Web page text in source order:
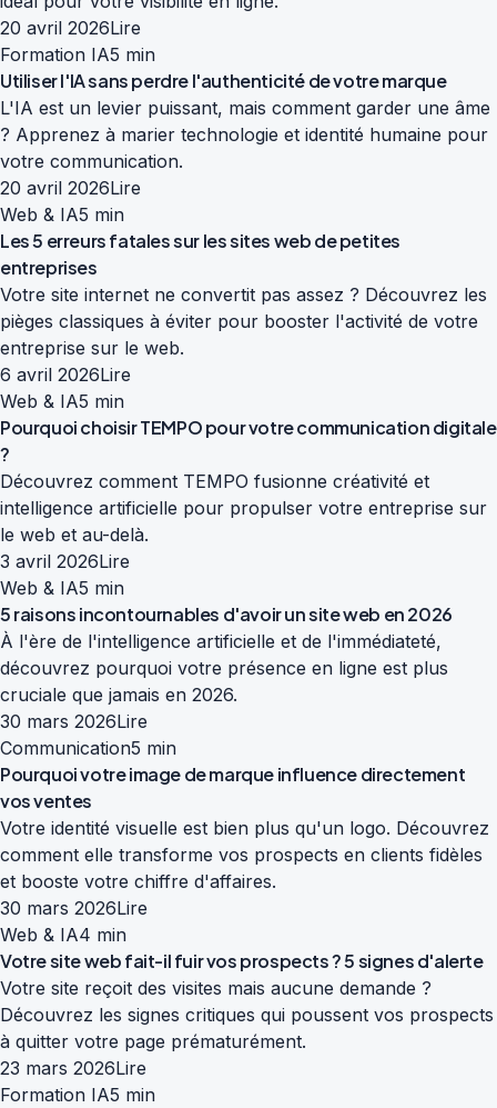
20 avril 2026Lire
Formation IA5 min
Utiliser l'IA sans perdre l'authenticité de votre marque
L'IA est un levier puissant, mais comment garder une âme
? Apprenez à marier technologie et identité humaine pour
votre communication.
20 avril 2026Lire
Web & IA5 min
Les 5 erreurs fatales sur les sites web de petites
entreprises
Votre site internet ne convertit pas assez ? Découvrez les
pièges classiques à éviter pour booster l'activité de votre
entreprise sur le web.
6 avril 2026Lire
Web & IA5 min
Pourquoi choisir TEMPO pour votre communication digitale
?
Découvrez comment TEMPO fusionne créativité et
intelligence artificielle pour propulser votre entreprise sur
le web et au-delà.
3 avril 2026Lire
Web & IA5 min
5 raisons incontournables d'avoir un site web en 2026
À l'ère de l'intelligence artificielle et de l'immédiateté,
découvrez pourquoi votre présence en ligne est plus
cruciale que jamais en 2026.
30 mars 2026Lire
Communication5 min
Pourquoi votre image de marque influence directement
vos ventes
Votre identité visuelle est bien plus qu'un logo. Découvrez
comment elle transforme vos prospects en clients fidèles
et booste votre chiffre d'affaires.
30 mars 2026Lire
Web & IA4 min
Votre site web fait-il fuir vos prospects ? 5 signes d'alerte
Votre site reçoit des visites mais aucune demande ?
Découvrez les signes critiques qui poussent vos prospects
à quitter votre page prématurément.
23 mars 2026Lire
Formation IA5 min